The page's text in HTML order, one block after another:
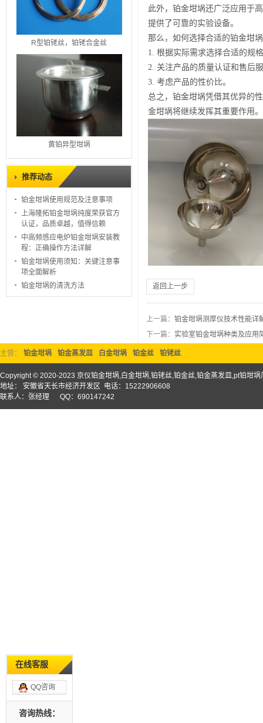
R型铂铑丝，铂铑合金丝
黄铂异型坩埚
推荐动态
铂金坩埚使用规范及注意事项
上海隆拓铂金坩埚纯度荣获官方
认证，品质卓越，值得信赖
中高频感应电炉铂金坩埚安装教
程：正确操作方法详解
铂金坩埚使用须知：关键注意事
项全面解析
铂金坩埚的清洗方法
此外，铂金坩埚还广泛应用于
提供了可靠的实验设备。
那么，如何选择合适的铂金坩
1. 根据实际需求选择合适的规
2. 关注产品的质量认证和售后
3. 考虑产品的性价比。
总之，铂金坩埚凭借其优异的
金坩埚将继续发挥其重要作用。
返回上一步
上一篇：铂金坩埚测厚仪技术性能详
下一篇： 实验室铂金坩埚种类及应用
主营： 铂金坩埚 铂金蒸发皿 白金坩埚 铂金丝 铂铑丝
Copyright © 2020-2023 京仪铂金坩埚,白金坩埚,铂铑丝,铂金丝,铂金蒸发皿,pt铂坩埚
地址： 安徽省天长市经济开发区 电话：15222906608
联系人：张经理 QQ：690147242
在线客服
QQ咨询
咨询热线：